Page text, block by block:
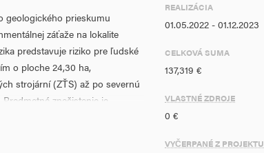
geologického prieskumu
záťaže na lokalite
predstavuje riziko pre ľudské
o ploche 24,30 ha,
strojární (ZŤS) až po severnú
znečistenie je
REALIZÁCIA
01.05.2022 - 01.12.2023
CELKOVÁ SUMA
137,319 €
VLASTNÉ ZDROJE
0 €
VYČERPANÉ Z PROJEKTU